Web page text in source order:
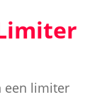
een limiter